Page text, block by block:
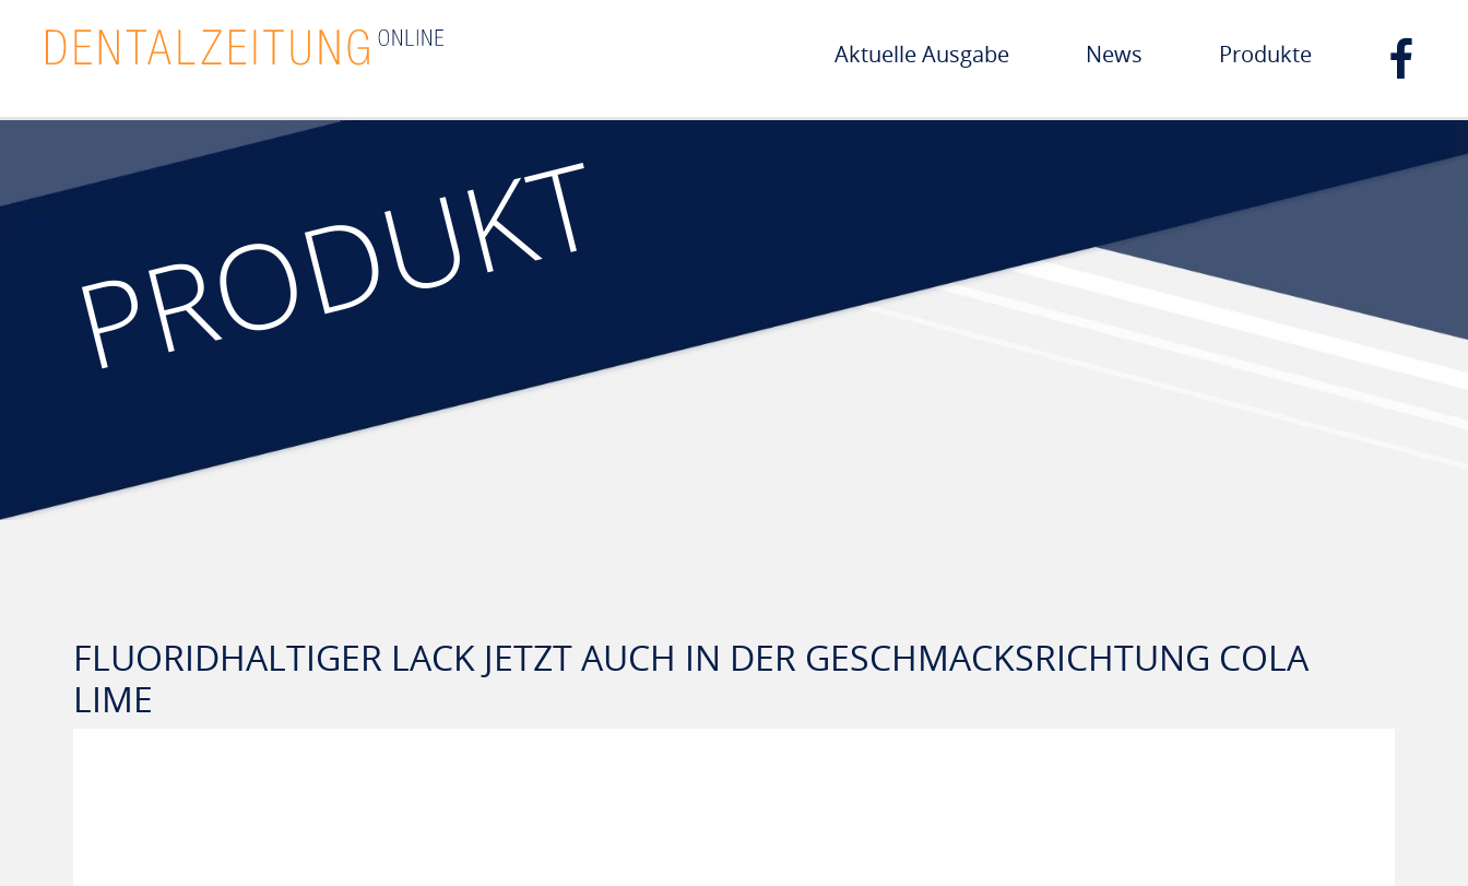
Aktuelle Ausgabe News Produkte
PRODUKT
FLUORIDHALTIGER LACK JETZT AUCH IN DER GESCHMACKSRICHTUNG COLA
LIME